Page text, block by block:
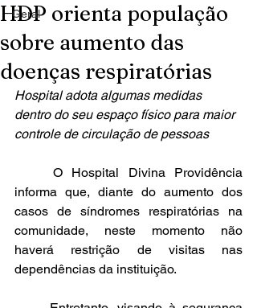
Geral
HDP orienta população
sobre aumento das
doenças respiratórias
Hospital adota algumas medidas
dentro do seu espaço físico para maior
controle de circulação de pessoas
informa que, diante do aumento dos
casos de síndromes respiratórias na
comunidade, neste momento não
haverá restrição de visitas nas
dependências da instituição.